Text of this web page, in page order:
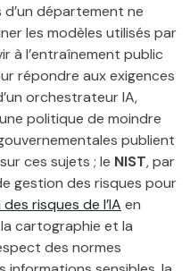
département ne
les modèles utilisés par
à l’entraînement public
répondre aux exigences
orchestrateur IA,
politique de moindre
publient
ces sujets ; le NIST, par
gestion des risques pour
risques de l’IA en
cartographie et la
des normes